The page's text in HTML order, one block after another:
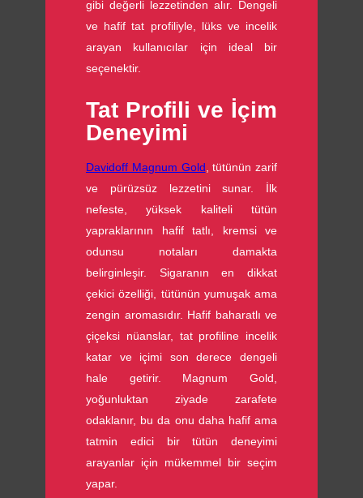
gibi değerli lezzetinden alır. Dengeli
ve hafif tat profiliyle, lüks ve incelik
arayan kullanıcılar için ideal bir
seçenektir.
Tat Profili ve İçim
Deneyimi
Davidoff Magnum Gold , tütünün zarif
ve pürüzsüz lezzetini sunar. İlk
nefeste, yüksek kaliteli tütün
yapraklarının hafif tatlı, kremsi ve
odunsu notaları damakta
belirginleşir. Sigaranın en dikkat
çekici özelliği, tütünün yumuşak ama
zengin aromasıdır. Hafif baharatlı ve
çiçeksi nüanslar, tat profiline incelik
katar ve içimi son derece dengeli
hale getirir. Magnum Gold,
yoğunluktan ziyade zarafete
odaklanır, bu da onu daha hafif ama
tatmin edici bir tütün deneyimi
arayanlar için mükemmel bir seçim
yapar.